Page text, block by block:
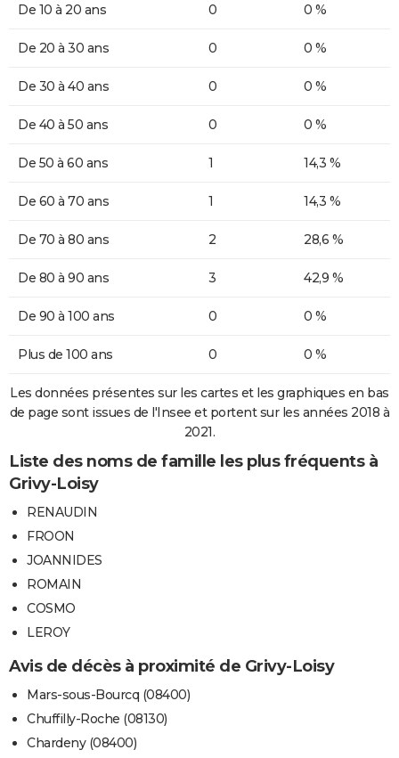
De 10 à 20 ans 0 0 %
De 20 à 30 ans 0 0 %
De 30 à 40 ans 0 0 %
De 40 à 50 ans 0 0 %
De 50 à 60 ans 1 14,3 %
De 60 à 70 ans 1 14,3 %
De 70 à 80 ans 2 28,6 %
De 80 à 90 ans 3 42,9 %
De 90 à 100 ans 0 0 %
Plus de 100 ans 0 0 %
Les données présentes sur les cartes et les graphiques en bas
de page sont issues de l'Insee et portent sur les années 2018 à
2021.
Liste des noms de famille les plus fréquents à
Grivy-Loisy
RENAUDIN
FROON
JOANNIDES
ROMAIN
COSMO
LEROY
Avis de décès à proximité de Grivy-Loisy
Mars-sous-Bourcq (08400)
Chuffilly-Roche (08130)
Chardeny (08400)